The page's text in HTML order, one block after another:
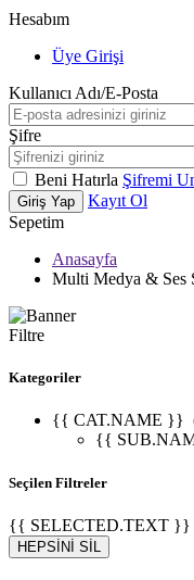
Hesabım
Üye Girişi
Kullanıcı Adı/E-Posta
Şifre
Beni Hatırla Şifremi
Giriş Yap
Kayıt Ol
Sepetim
Anasayfa
Multi Medya & Ses
Filtre
Kategoriler
{{ CAT.NAME }}
{{
Seçilen Filtreler
{{ SELECTED.TEXT }}
HEPSİNİ SİL